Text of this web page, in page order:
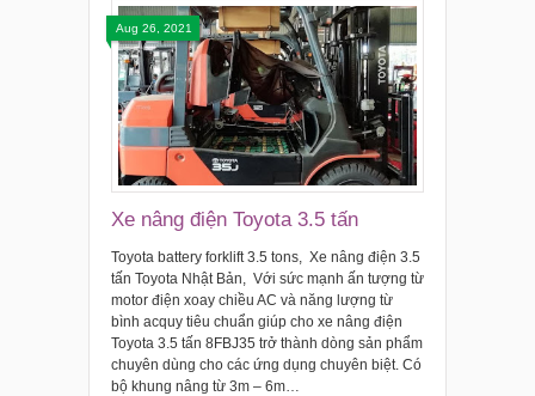
Xe nâng điện Toyota 3.5 tấn
Toyota battery forklift 3.5 tons, Xe nâng điện 3.5
tấn Toyota Nhật Bản, Với sức mạnh ấn tượng từ
motor điện xoay chiều AC và năng lượng từ
bình acquy tiêu chuẩn giúp cho xe nâng điện
Toyota 3.5 tấn 8FBJ35 trở thành dòng sản phẩm
chuyên dùng cho các ứng dụng chuyên biệt. Có
bộ khung nâng từ 3m – 6m…
Aug 26, 2021